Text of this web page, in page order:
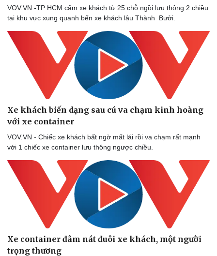
Doanh nghiệp
Thông tin doanh nghiệp
Doanh nghiệp 24h
Doanh nhân
Vì cộng đồng
Công nghệ
Sành điệu
Tin Công nghệ
Trải nghiệm
Chuyển đổi số
VOV.VN -TP HCM cấm xe khách từ 25 chỗ ngồi lưu thông 2 chiều
tại khu vực xung quanh bến xe khách lậu Thành Bưởi.
Xe khách biến dạng sau cú va chạm kinh hoàng
với xe container
VOV.VN - Chiếc xe khách bất ngờ mất lái rồi va chạm rất mạnh
với 1 chiếc xe container lưu thông ngược chiều.
Xe container đâm nát đuôi xe khách, một người
trọng thương